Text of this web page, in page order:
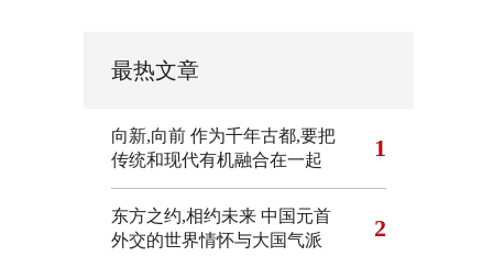
最热文章
向新,向前 作为千年古都,要把
传统和现代有机融合在一起
1
东方之约,相约未来 中国元首
外交的世界情怀与大国气派
2